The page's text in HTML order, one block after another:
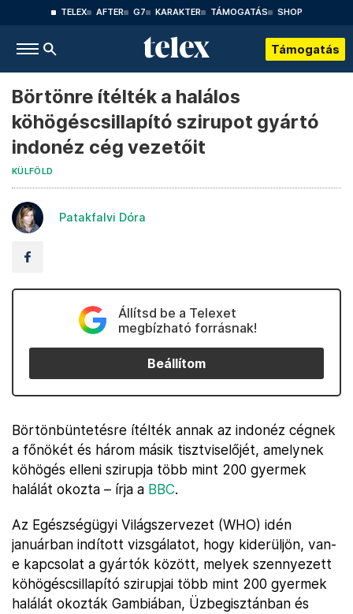
TELEX AFTER G7 KARAKTER TÁMOGATÁS SHOP
Támogatás
Börtönre ítélték a halálos
köhögéscsillapító szirupot gyártó
indonéz cég vezetőit
KÜLFÖLD
Patakfalvi Dóra
Állítsd be a Telexet
megbízható forrásnak!
Beállítom
Börtönbüntetésre ítélték annak az indonéz cégnek
a főnökét és három másik tisztviselőjét, amelynek
köhögés elleni szirupja több mint 200 gyermek
halálát okozta – írja a BBC.
Az Egészségügyi Világszervezet (WHO) idén
januárban indított vizsgálatot, hogy kiderüljön, van-
e kapcsolat a gyártók között, melyek szennyezett
köhögéscsillapító szirupjai több mint 200 gyermek
halálát okozták Gambiában, Üzbegisztánban és